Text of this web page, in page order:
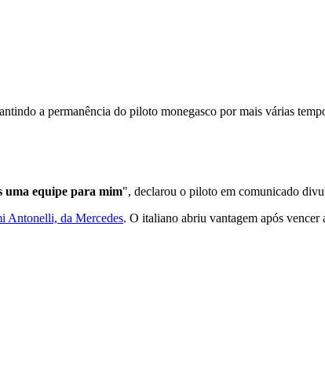
a permanência do piloto monegasco por mais várias
uma equipe para mim", declarou o piloto em comunicado
Antonelli, da Mercedes. O italiano abriu vantagem após vencer